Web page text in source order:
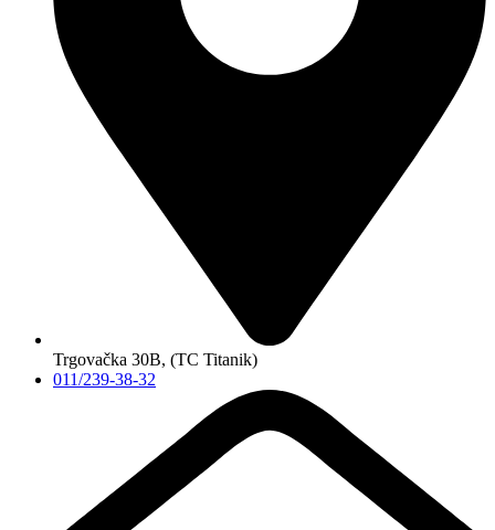
Trgovačka 30B, (TC Titanik)
011/239-38-32